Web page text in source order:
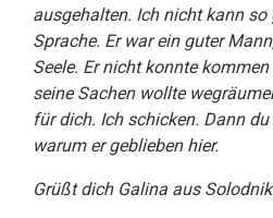
ausgehalten. Ich nicht kann
Sprache. Er war ein guter
Seele. Er nicht konnte
seine Sachen wollte
für dich. Ich schicken. Dann
warum er geblieben hier.
Grüßt dich Galina aus